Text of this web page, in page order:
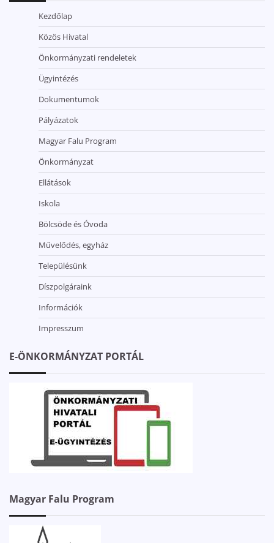
Kezdőlap
Közös Hivatal
Önkormányzati rendeletek
Ügyintézés
Dokumentumok
Pályázatok
Magyar Falu Program
Önkormányzat
Ellátások
Iskola
Bölcsöde és Óvoda
Művelődés, egyház
Településünk
Díszpolgáraink
Információk
Impresszum
E-ÖNKORMÁNYZAT PORTÁL
Magyar Falu Program